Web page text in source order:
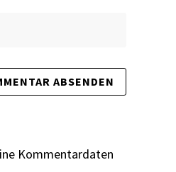
Kommentardaten